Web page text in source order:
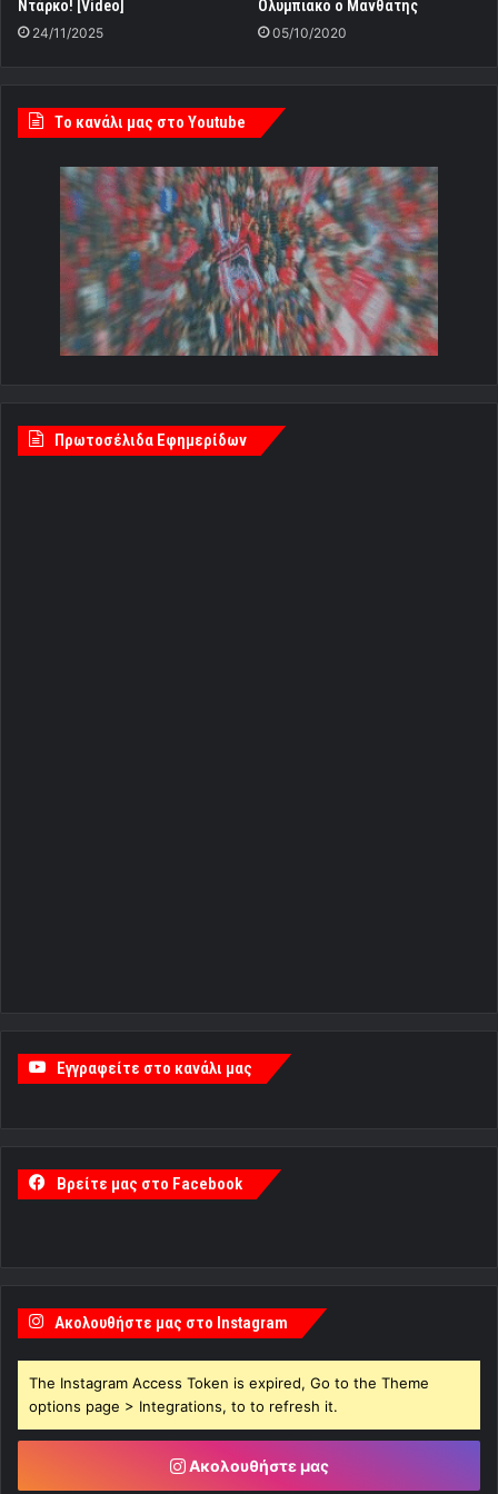
Ντάρκο! [Video]
24/11/2025
Ολυμπιακό ο Μανθάτης
05/10/2020
Tο κανάλι μας στο Youtube
Πρωτοσέλιδα Εφημερίδων
Εγγραφείτε στο κανάλι μας
Βρείτε μας στο Facebook
Ακολουθήστε μας στο Instagram
The Instagram Access Token is expired, Go to the Theme
options page > Integrations, to to refresh it.
Ακολουθήστε μας